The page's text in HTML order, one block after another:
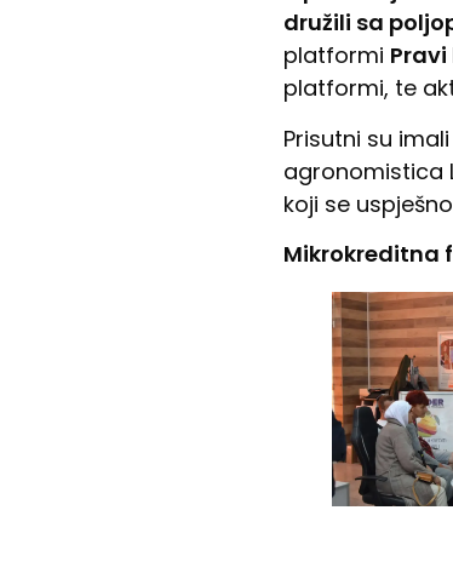
družili sa
platformi
platformi, te
Prisutni su
agronomistica
koji se
Mikrokreditna